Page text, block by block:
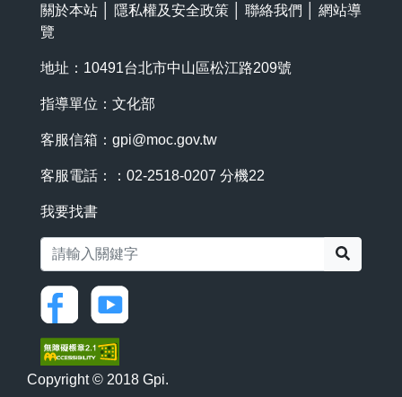
關於本站 隱私權及安全政策 聯絡我們
網站導
覽
地址：10491台北市中山區松江路209號
指導單位：文化部
客服信箱： gpi@moc.gov.tw
客服電話：：02-2518-0207 分機22
我要找書
Copyright © 2018 Gpi.